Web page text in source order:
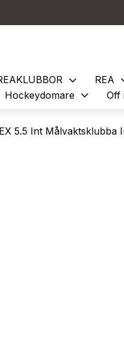
expand_more REA
Hockeydomare expand_more Off
5.5 Int Målvaktsklubba